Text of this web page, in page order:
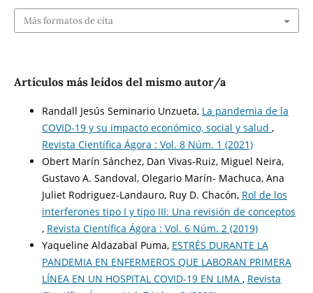
Más formatos de cita
Artículos más leídos del mismo autor/a
Randall Jesús Seminario Unzueta, La pandemia de la
COVID-19 y su impacto económico, social y salud ,
Revista Científica Ágora : Vol. 8 Núm. 1 (2021)
Obert Marín Sánchez, Dan Vivas-Ruiz, Miguel Neira,
Gustavo A. Sandoval, Olegario Marín- Machuca, Ana
Juliet Rodriguez-Landauro, Ruy D. Chacón, Rol de los
interferones tipo I y tipo III: Una revisión de conceptos
, Revista Científica Ágora : Vol. 6 Núm. 2 (2019)
Yaqueline Aldazabal Puma, ESTRÉS DURANTE LA
PANDEMIA EN ENFERMEROS QUE LABORAN PRIMERA
LÍNEA EN UN HOSPITAL COVID-19 EN LIMA , Revista